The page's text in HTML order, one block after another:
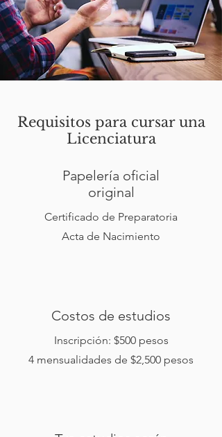
Requisitos para cursar una
Licenciatura
Papelería oficial
original
Certificado de Preparatoria
Acta de Nacimiento
Costos de estudios
Inscripción: $500 pesos
4 mensualidades de $2,500 pesos